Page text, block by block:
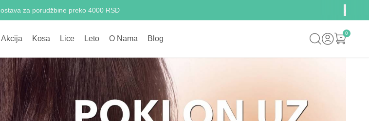
Letnja akcija -40% do 31.08.
Akcija Kosa Lice Leto O Nama Blog
0